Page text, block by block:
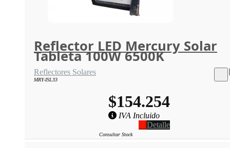
Reflector LED Mercury Solar
Tableta 100W 6500K
Reflectores Solares
MRY-ISL33
$154.254
IVA Incluido
Detalle
Consultar Stock